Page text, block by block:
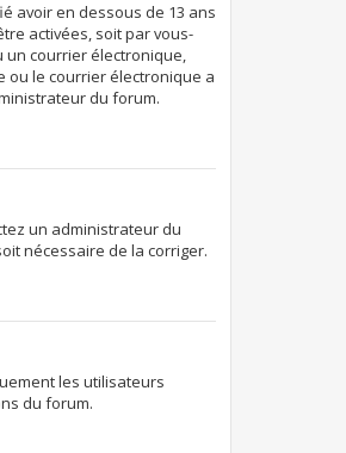
avoir en dessous de 13 ans
activées, soit par vous-
un courrier électronique,
ou le courrier électronique a
du forum.
un administrateur du
nécessaire de la corriger.
les utilisateurs
du forum.